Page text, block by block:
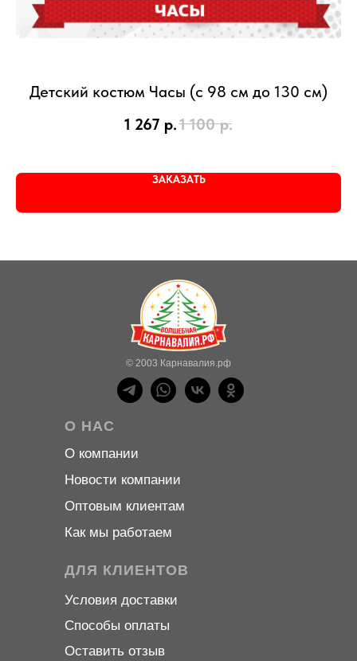
Детский костюм Часы (с 98 см до 130 см)
1 267 р.1 100 р.
ЗАКАЗАТЬ
О НАС
ДЛЯ КЛИЕНТОВ
© 2003 Карнавалия.рф
Условия доставки
Способы оплаты
Оставить отзыв
О компании
Оптовым клиентам
Новости компании
Как мы работаем